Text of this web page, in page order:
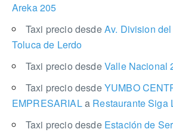
Areka 205
Taxi precio desdeAv. Division
Toluca de Lerdo
Taxi precio desdeValle Nacional
Taxi precio desdeYUMBO
EMPRESARIALa Restaurante Siga
Taxi precio desde Estación de